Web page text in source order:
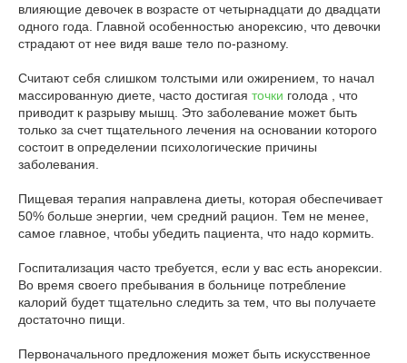
влияющие девочек в возрасте от четырнадцати до двадцати
одного года. Главной особенностью анорексию, что девочки
страдают от нее видя ваше тело по-разному.
Считают себя слишком толстыми или ожирением, то начал
массированную диете, часто достигая точки голода , что
приводит к разрыву мышц. Это заболевание может быть
только за счет тщательного лечения на основании которого
состоит в определении психологические причины
заболевания.
Пищевая терапия направлена ​​диеты, которая обеспечивает
50% больше энергии, чем средний рацион. Тем не менее,
самое главное, чтобы убедить пациента, что надо кормить.
Госпитализация часто требуется, если у вас есть анорексии.
Во время своего пребывания в больнице потребление
калорий будет тщательно следить за тем, что вы получаете
достаточно пищи.
Первоначального предложения может быть искусственное